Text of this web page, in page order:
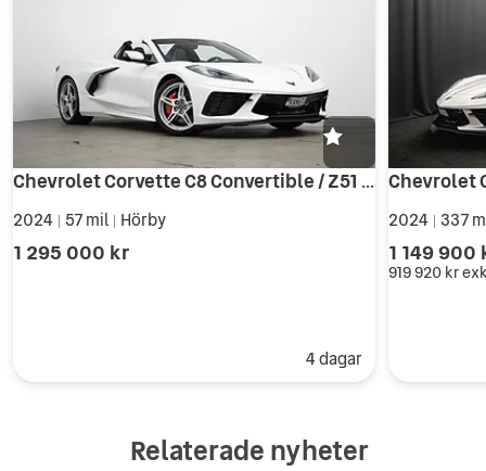
Chevrolet Corvette C8 Convertible / Z51 / 2LT
2024 57 mil Hörby
1 295 000 kr
4 dagar
2024 337
1 149 900
919 920 kr
Relaterade nyheter